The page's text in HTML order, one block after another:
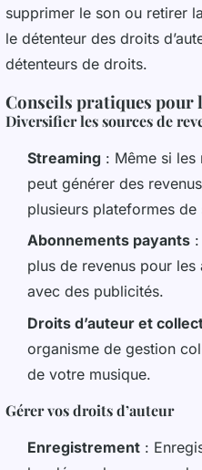
supprimer le son ou retirer
le détenteur des droits
détenteurs de droits.
Conseils pratiques pour
Diversifier les sources de
Streaming : Même si les
peut générer des
plusieurs plateformes
Abonnements payants
plus de revenus pour
avec des publicités.
Droits d’auteur et
organisme de gestion
de votre musique.
Gérer vos droits d’auteur
Enregistrement :